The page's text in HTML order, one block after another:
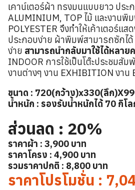
ค้นหา
สำหรับ:
เคาน์เตอร์ผ้า ทรงมนแบบยาว ประ
ALUMINIUM, TOP ไม้ และงานพิ
POLYESTER จึงทำให้เค้าเตอร์แ
ประกอบง่าย ผ้าพิมพ์สามารถซักได้
ง่าย สามารถนำกลับมาใช้ได้หลาย
INDOOR การใช้เป็นโต๊ะประชมสั
งานต่างๆ งาน EXHIBITION งาน
ขนาด : 720(กว้าง)x330(ลึก
น้ำหนัก : รองรับน้ำหนักได้ 70 กิโ
ส่วนลด : 20%
ราคาผ้า : 3,900 บาท
ราคาโครง : 4,900 บาท
รวมราคาปกติ : 8,800 บาท
ราคาโปรโมชั่น :